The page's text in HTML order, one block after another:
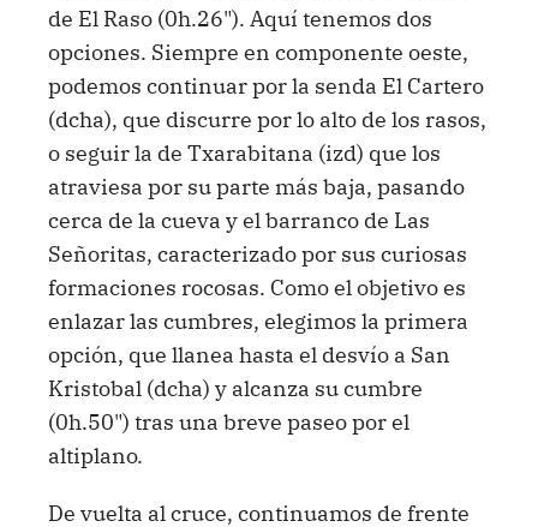
de El Raso (0h.26"). Aquí tenemos dos
opciones. Siempre en componente oeste,
podemos continuar por la senda El Cartero
(dcha), que discurre por lo alto de los rasos,
o seguir la de Txarabitana (izd) que los
atraviesa por su parte más baja, pasando
cerca de la cueva y el barranco de Las
Señoritas, caracterizado por sus curiosas
formaciones rocosas. Como el objetivo es
enlazar las cumbres, elegimos la primera
opción, que llanea hasta el desvío a San
Kristobal (dcha) y alcanza su cumbre
(0h.50") tras una breve paseo por el
altiplano.
De vuelta al cruce, continuamos de frente